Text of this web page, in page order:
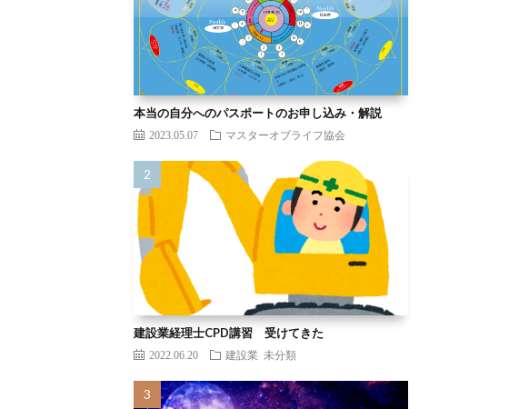
本当の自分へのパスポートのお申し込み・解説
2023.05.07 マスターオブライフ協会
建設業経理士CPD講習 受けてきた
2022.06.20 建設業 未分類